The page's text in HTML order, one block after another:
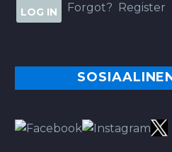
Forgot? Register